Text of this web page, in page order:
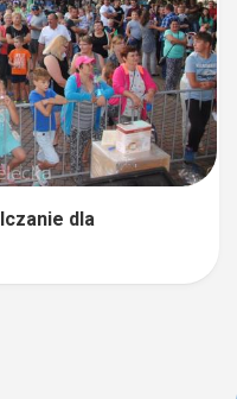
dla